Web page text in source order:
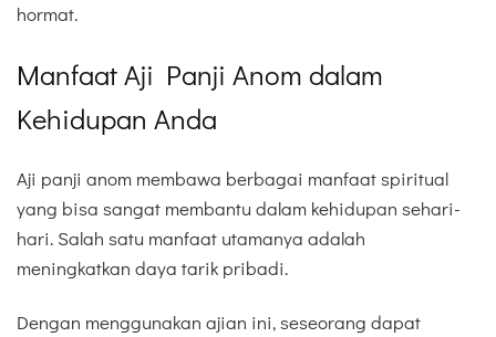
hormat.
Manfaat Aji Panji Anom dalam
Kehidupan Anda
Aji panji anom membawa berbagai manfaat spiritual
yang bisa sangat membantu dalam kehidupan sehari-
hari. Salah satu manfaat utamanya adalah
meningkatkan daya tarik pribadi.
Dengan menggunakan ajian ini, seseorang dapat